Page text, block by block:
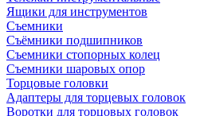
Ящики для инструментов
Съемники
Съёмники подшипников
Съемники стопорных колец
Съемники шаровых опор
Торцовые головки
Адаптеры для торцевых головок
Воротки для торцовых головок